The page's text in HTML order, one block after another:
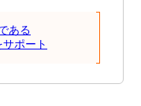
ある
ポート